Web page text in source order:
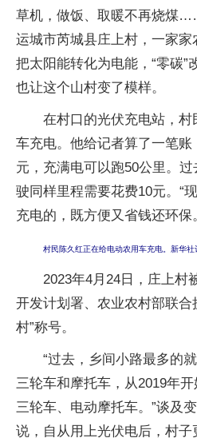
草机，做饭、取暖不再烧煤
运城市芮城县庄上村，一家
把太阳能转化为电能，“零碳”
也让这个山村变了模样。
在村口的光伏充电站，村
车充电。他给记者算了一笔
元，充满电可以跑50公里。
驶同样里程需要花费10元。“
充电的，既方便又省钱还环保
村民陈久红正在给电动农用车充电。新华社
2023年4月24日，庄上村
开发计划署、农业农村部联合
村”称号。
“过去，乡间小路最多的
三轮车和摩托车，从2019年
三轮车、电动摩托车。”谈及
说，自从用上光伏电后，村子